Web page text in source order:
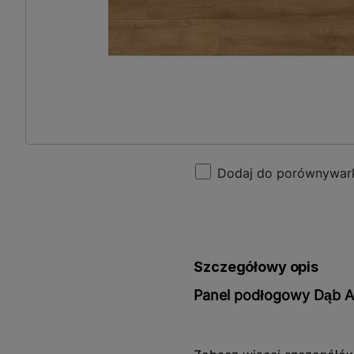
Dodaj do
Szczegółowy opis
Panel podłogowy Dąb
Panel podłogowy Dąb